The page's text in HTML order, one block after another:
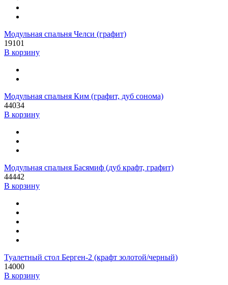
Модульная спальня Челси (графит)
19101
В корзину
Модульная спальня Ким (графит, дуб сонома)
44034
В корзину
Модульная спальня Басямиф (дуб крафт, графит)
44442
В корзину
Туалетный стол Берген-2 (крафт золотой/черный)
14000
В корзину